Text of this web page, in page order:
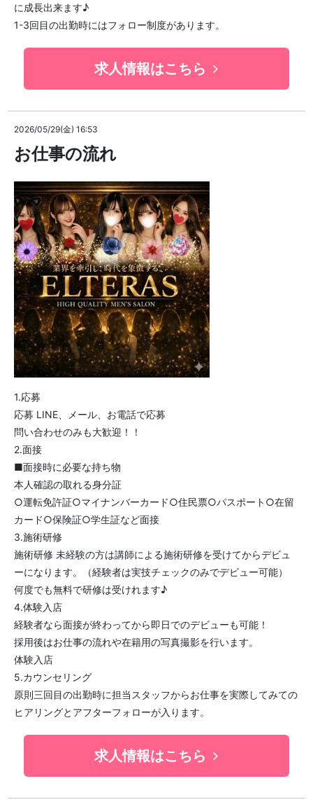
に成長出来ます♪
1-3回目の出勤時にはフォロー制度があります。
求人情報はこちら
2026/05/29(金) 16:53
お仕事の流れ
1.応募
応募 LINE、メール、お電話で応募
問い合わせのみも大歓迎！！
2.面接
■面接時に必要な持ち物
本人確認の取れる身分証
○運転免許証○マイナンバーカード○住民票○パスポート○在留
カード○保険証○学生証など面接
3.施術研修
施術研修 未経験の方は講師による施術研修を受けてからデビュ
ーになります。（経験者は実技チェックのみでデビュー可能）
何度でも無料で研修は受けれます♪
4.体験入店
経験者なら面接が終わってから即日でのデビューも可能！
採用後はお仕事の流れや在籍用の写真撮影を行います。
体験入店
5.カウンセリング
原則三回目の出勤時に担当スタッフからお仕事を実際してみての
ヒアリングとアフターフォローが入ります。
求人情報はこちら